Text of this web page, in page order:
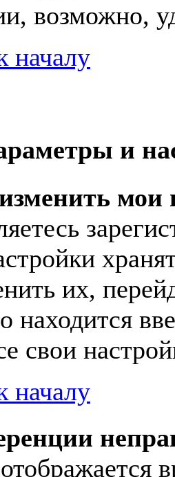
возможно,
началу
и
мои
их,
находится
свои
началу